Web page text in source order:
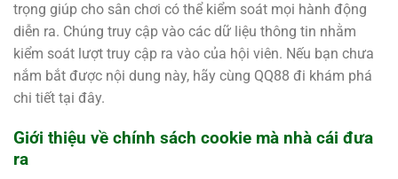
trọng giúp cho sân chơi có thể kiểm soát mọi hành động
diễn ra. Chúng truy cập vào các dữ liệu thông tin nhằm
kiểm soát lượt truy cập ra vào của hội viên. Nếu bạn chưa
nắm bắt được nội dung này, hãy cùng QQ88 đi khám phá
chi tiết tại đây.
Giới thiệu về chính sách cookie mà nhà cái đưa
ra